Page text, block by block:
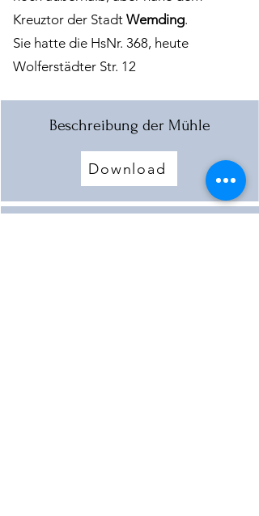
Kreuztor der Stadt Wemding.
Sie hatte die HsNr. 368, heute
Wolferstädter Str. 12
Beschreibung der Mühle
Download